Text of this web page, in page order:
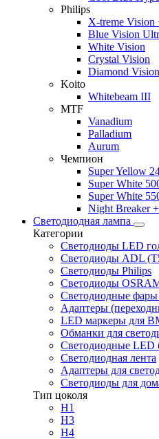
Philips
X-treme Vision
Blue Vision
White Vision
Crystal Vision
Diamond Vision
Koito
Whitebeam III
MTF
Vanadium
Palladium
Aurum
Чемпион
Super Yellow
Super White
Super White
Night Breaker
Светодиодная лампа
Категории
Светодиоды LED
Светодиоды ADL
Светодиоды Philips
Светодиоды
Светодиодные фары
Адаптеры
LED маркеры для
Обманки для
Светодиодные LED
Светодиодная лента
Адаптеры для
Светодиоды для
Тип цоколя
H1
H3
H4